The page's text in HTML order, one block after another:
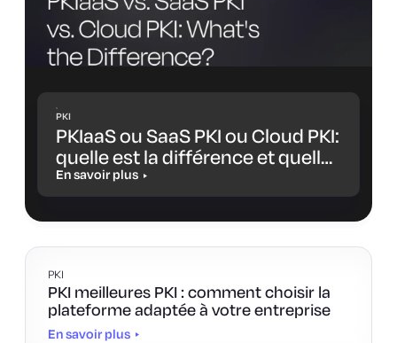
PKI
PKIaaS ou SaaS PKI ou Cloud PKI:
quelle est la différence et quelle
solution vous convient le mieux
?
En savoir plus
PKI
PKI meilleures PKI : comment choisir la
plateforme adaptée à votre entreprise
En savoir plus